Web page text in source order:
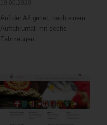
Auf der A4 geriet, nach einem
Auffahrunfall mit sechs
Fahrzeugen…